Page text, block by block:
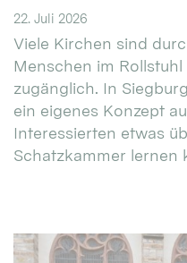
22. Juli 2026
Viele Kirchen sind
Menschen im
zugänglich. In
ein eigenes Konzept
Interessierten etwas
Schatzkammer lernen